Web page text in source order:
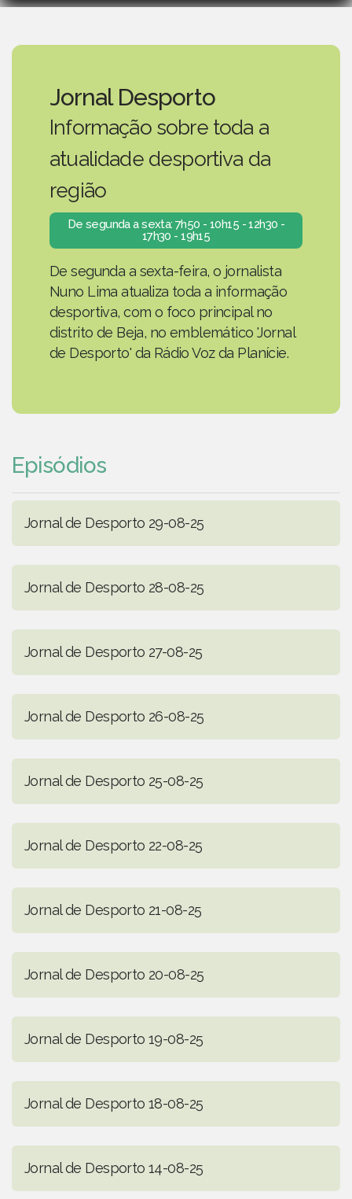
Jornal Desporto
Informação sobre toda a
atualidade desportiva da
região
De segunda a sexta: 7h50 - 10h15 - 12h30 -
17h30 - 19h15
De segunda a sexta-feira, o jornalista
Nuno Lima atualiza toda a informação
desportiva, com o foco principal no
distrito de Beja, no emblemático 'Jornal
de Desporto' da Rádio Voz da Planície.
Episódios
Jornal de Desporto 29-08-25
Jornal de Desporto 28-08-25
Jornal de Desporto 27-08-25
Jornal de Desporto 26-08-25
Jornal de Desporto 25-08-25
Jornal de Desporto 22-08-25
Jornal de Desporto 21-08-25
Jornal de Desporto 20-08-25
Jornal de Desporto 19-08-25
Jornal de Desporto 18-08-25
Jornal de Desporto 14-08-25